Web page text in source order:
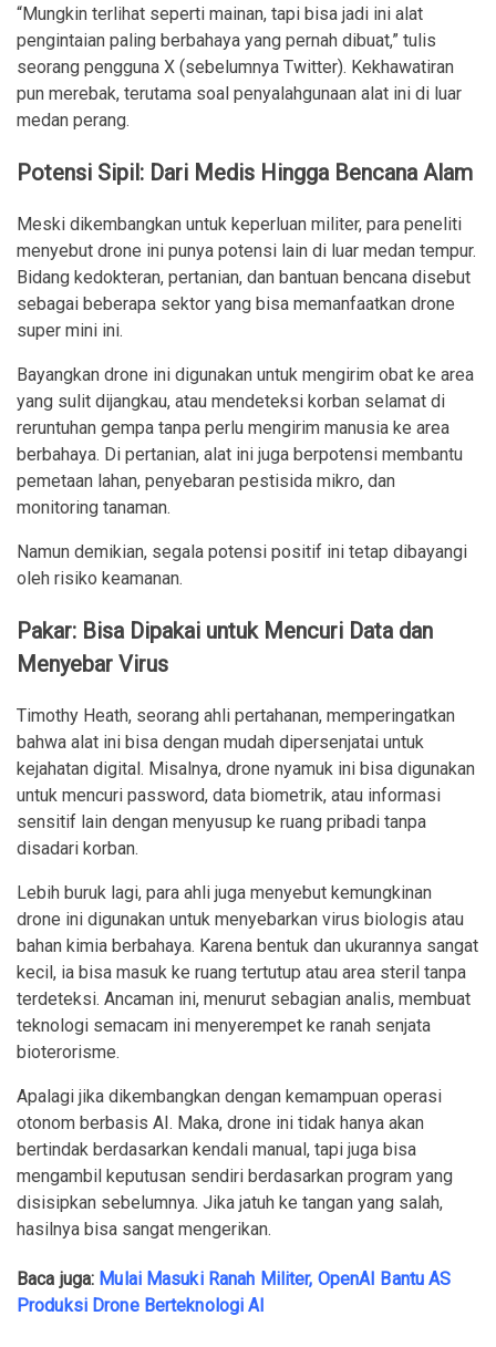
“Mungkin terlihat seperti mainan, tapi bisa jadi ini alat
pengintaian paling berbahaya yang pernah dibuat,” tulis
seorang pengguna X (sebelumnya Twitter). Kekhawatiran
pun merebak, terutama soal penyalahgunaan alat ini di luar
medan perang.
Potensi Sipil: Dari Medis Hingga Bencana Alam
Meski dikembangkan untuk keperluan militer, para peneliti
menyebut drone ini punya potensi lain di luar medan tempur.
Bidang kedokteran, pertanian, dan bantuan bencana disebut
sebagai beberapa sektor yang bisa memanfaatkan drone
super mini ini.
Bayangkan drone ini digunakan untuk mengirim obat ke area
yang sulit dijangkau, atau mendeteksi korban selamat di
reruntuhan gempa tanpa perlu mengirim manusia ke area
berbahaya. Di pertanian, alat ini juga berpotensi membantu
pemetaan lahan, penyebaran pestisida mikro, dan
monitoring tanaman.
Namun demikian, segala potensi positif ini tetap dibayangi
oleh risiko keamanan.
Pakar: Bisa Dipakai untuk Mencuri Data dan
Menyebar Virus
Timothy Heath, seorang ahli pertahanan, memperingatkan
bahwa alat ini bisa dengan mudah dipersenjatai untuk
kejahatan digital. Misalnya, drone nyamuk ini bisa digunakan
untuk mencuri password, data biometrik, atau informasi
sensitif lain dengan menyusup ke ruang pribadi tanpa
disadari korban.
Lebih buruk lagi, para ahli juga menyebut kemungkinan
drone ini digunakan untuk menyebarkan virus biologis atau
bahan kimia berbahaya. Karena bentuk dan ukurannya sangat
kecil, ia bisa masuk ke ruang tertutup atau area steril tanpa
terdeteksi. Ancaman ini, menurut sebagian analis, membuat
teknologi semacam ini menyerempet ke ranah senjata
bioterorisme.
Apalagi jika dikembangkan dengan kemampuan operasi
otonom berbasis AI. Maka, drone ini tidak hanya akan
bertindak berdasarkan kendali manual, tapi juga bisa
mengambil keputusan sendiri berdasarkan program yang
disisipkan sebelumnya. Jika jatuh ke tangan yang salah,
hasilnya bisa sangat mengerikan.
Baca juga: Mulai Masuki Ranah Militer, OpenAI Bantu AS
Produksi Drone Berteknologi AI